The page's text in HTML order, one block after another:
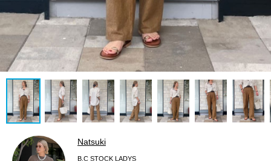
Natsuki
B.C STOCK LADYS